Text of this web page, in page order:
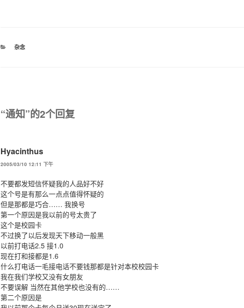
分
杂念
“通知”的2个回复
Hyacinthus
2005/03/10 12:11 下午
不要都发短信怀疑我的人品好不好
这个号是有那么一点点值得怀疑的
但是那都是巧合…… 我换号
第一个原因是我以前的号太贵了
这个是校园卡
不过换了以后发现天下移动一般黑
以前打电话2.5 接1.0
现在打和接都是1.6
什么打电话一毛接电话不要钱那都是针对本校校园卡
我在我们学校又没有女朋友
不要误解 当然在其他学校也没有的……
第二个原因是